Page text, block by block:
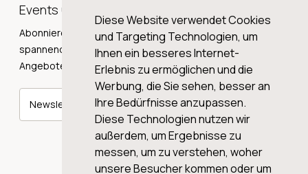
Diese Website verwendet Cookies
und Targeting Technologien, um
Ihnen ein besseres Internet-
Erlebnis zu ermöglichen und die
Werbung, die Sie sehen, besser an
Ihre Bedürfnisse anzupassen.
Diese Technologien nutzen wir
außerdem, um Ergebnisse zu
messen, um zu verstehen, woher
unsere Besucher kommen oder um
Events und Neuigkeiten!
Abonnieren Sie unseren Newsletter und erhalten Sie
spannende Weingeschichten, Neuigkeiten und tolle
Angebote direkt in Ihre Mailbox.
Newsletter abonnieren